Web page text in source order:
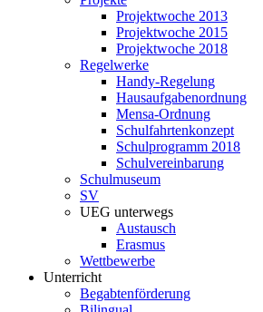
Projektwoche 2013
Projektwoche 2015
Projektwoche 2018
Regelwerke
Handy-Regelung
Hausaufgabenordnung
Mensa-Ordnung
Schulfahrtenkonzept
Schulprogramm 2018
Schulvereinbarung
Schulmuseum
SV
UEG unterwegs
Austausch
Erasmus
Wettbewerbe
Unterricht
Begabtenförderung